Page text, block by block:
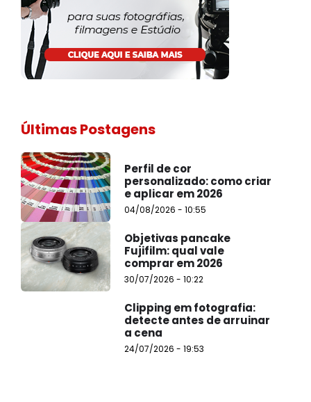
Últimas Postagens
Perfil de cor
personalizado: como criar
e aplicar em 2026
04/08/2026 - 10:55
Objetivas pancake
Fujifilm: qual vale
comprar em 2026
30/07/2026 - 10:22
Clipping em fotografia:
detecte antes de arruinar
a cena
24/07/2026 - 19:53